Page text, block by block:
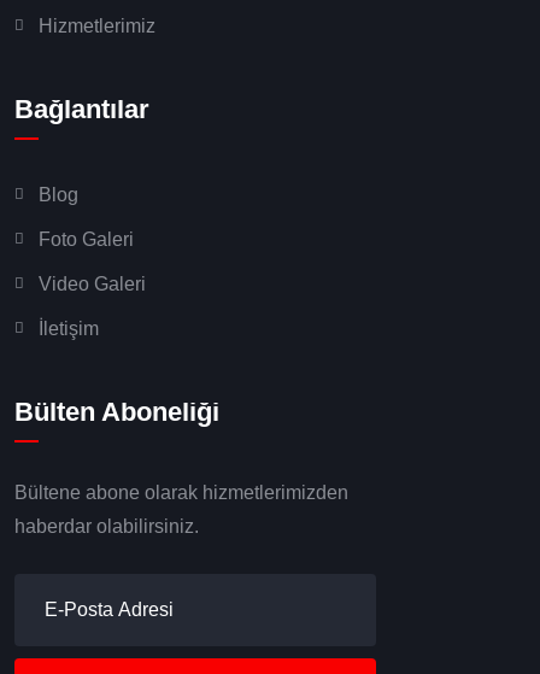
Hizmetlerimiz
Bağlantılar
Blog
Foto Galeri
Video Galeri
İletişim
Bülten Aboneliği
Bültene abone olarak hizmetlerimizden
haberdar olabilirsiniz.